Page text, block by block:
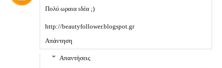
Πολύ ωραια ιδέα ;)
http://beautyfollower.blogspot.gr
Απάντηση
Απαντήσεις